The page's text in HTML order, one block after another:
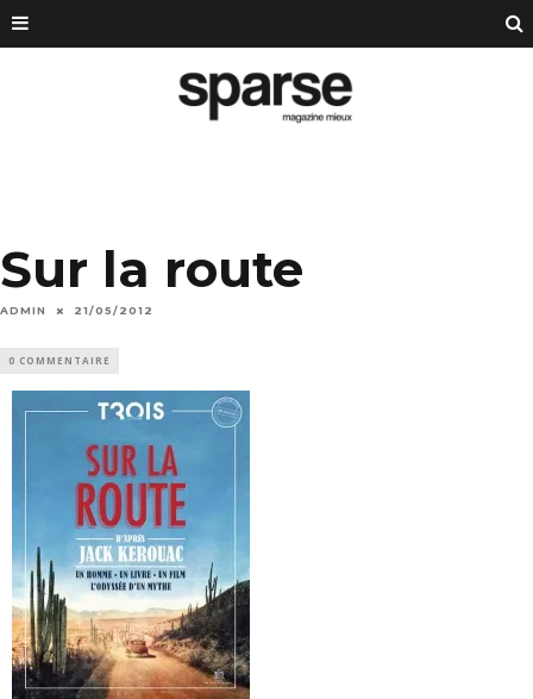
Sur la route
ADMIN 21/05/2012
0 COMMENTAIRE